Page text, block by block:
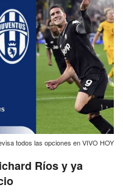
todos las opciones en VIVO HOY
Ríos y ya